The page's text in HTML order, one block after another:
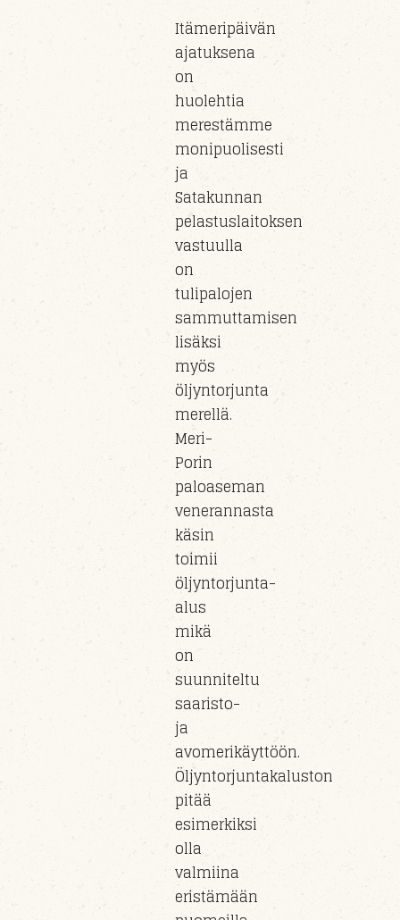
Itämeripäivän
ajatuksena
on
huolehtia
merestämme
monipuolisesti
ja
Satakunnan
pelastuslaitoksen
vastuulla
on
tulipalojen
sammuttamisen
lisäksi
myös
öljyntorjunta
merellä.
Meri-
Porin
paloaseman
venerannasta
käsin
toimii
öljyntorjunta-
alus
mikä
on
suunniteltu
saaristo-
ja
avomerikäyttöön.
Öljyntorjuntakaluston
pitää
esimerkiksi
olla
valmiina
eristämään